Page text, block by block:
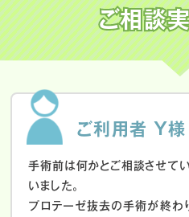
ご相談
ご利用者 Y様
手術前は何かとご相談させて
いました。
プロテーゼ抜去の手術が終わ